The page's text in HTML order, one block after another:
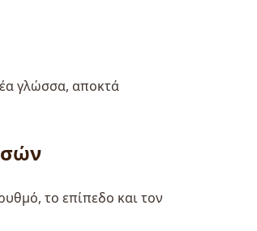
γλώσσα, αποκτά
το επίπεδο και τον